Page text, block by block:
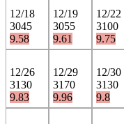
12/18
3045
9.58
12/19
3055
9.61
12/22
3100
9.75
12/26
3130
9.83
12/29
3170
9.96
12/30
3130
9.8